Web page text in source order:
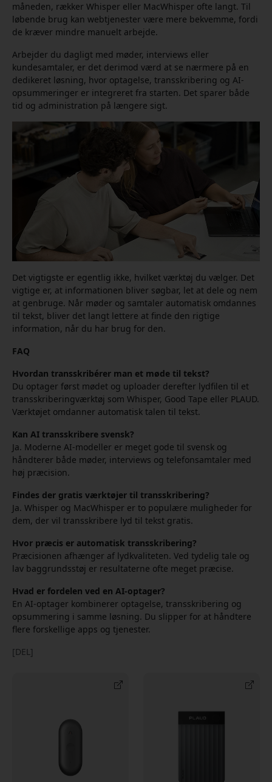
måneden, rækker Whisper eller MacWhisper ofte langt. Til
løbende brug kan webtjenester være mere bekvemme, fordi
de kræver mindre manuelt arbejde.
Arbejder du dagligt med møder, interviews eller
kundesamtaler, er det derimod værd at se nærmere på en
dedikeret løsning, hvor optagelse, transskribering og AI-
opsummeringer er integreret fra starten. Det sparer både
tid og administration på længere sigt.
Det vigtigste er egentlig ikke, hvilket værktøj du vælger. Det
vigtige er, at informationen bliver søgbar, let at dele og nem
at genbruge. Når møder og samtaler automatisk omdannes
til tekst, bliver det langt lettere at finde den rigtige
information, når du har brug for den.
FAQ
Hvordan transskribérer man et møde til tekst?
Du optager først mødet og uploader derefter lydfilen til et
transskriberingværktøj som Whisper, Good Tape eller PLAUD.
Værktøjet omdanner automatisk talen til tekst.
Kan AI transskribere svensk?
Ja. Moderne AI-modeller er meget gode til svensk og
håndterer både møder, interviews og telefonsamtaler med
høj præcision.
Findes der gratis værktøjer til transskribering?
Ja. Whisper og MacWhisper er to populære muligheder for
dem, der vil transskribere lyd til tekst gratis.
Hvor præcis er automatisk transskribering?
Præcisionen afhænger af lydkvaliteten. Ved tydelig tale og
lav baggrundsstøj er resultaterne ofte meget præcise.
Hvad er fordelen ved en AI-optager?
En AI-optager kombinerer optagelse, transskribering og
opsummering i samme løsning. Du slipper for at håndtere
flere forskellige apps og tjenester.
[DEL]